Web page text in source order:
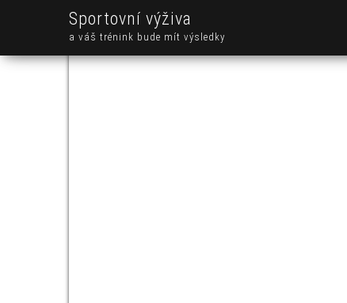
Sportovní výživa
a váš trénink bude mít výsledky